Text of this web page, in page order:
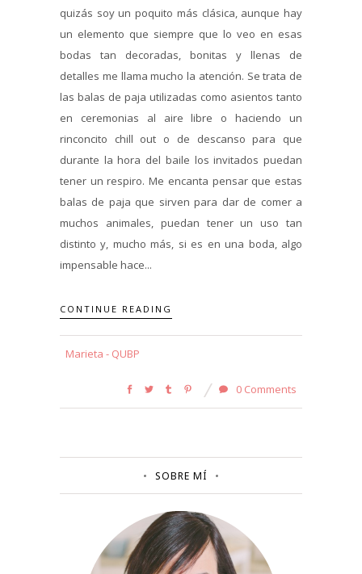
quizás soy un poquito más clásica, aunque hay
un elemento que siempre que lo veo en esas
bodas tan decoradas, bonitas y llenas de
detalles me llama mucho la atención. Se trata de
las balas de paja utilizadas como asientos tanto
en ceremonias al aire libre o haciendo un
rinconcito chill out o de descanso para que
durante la hora del baile los invitados puedan
tener un respiro. Me encanta pensar que estas
balas de paja que sirven para dar de comer a
muchos animales, puedan tener un uso tan
distinto y, mucho más, si es en una boda, algo
impensable hace...
CONTINUE READING
Marieta - QUBP
0 Comments
SOBRE MÍ